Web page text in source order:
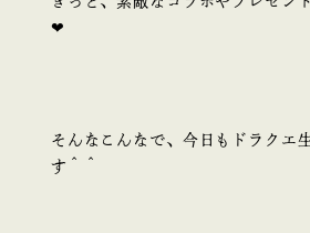
❤
そんなこんなで、今日もドラクエ
す＾＾